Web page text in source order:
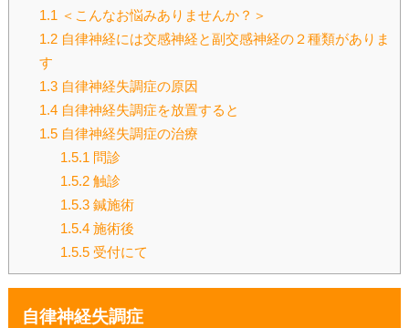
1.1 ＜こんなお悩みありませんか？＞
1.2自律神経には交感神経と副交感神経の２種類がありま
す
1.3自律神経失調症の原因
1.4自律神経失調症を放置すると
1.5自律神経失調症の治療
1.5.1 問診
1.5.2触診
1.5.3鍼施術
1.5.4施術後
1.5.5受付にて
自律神経失調症